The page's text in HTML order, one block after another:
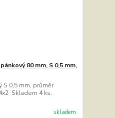
80 mm, S 0,5 mm,
S 0,5 mm, průměr
Skladem 4 ks.
skladem